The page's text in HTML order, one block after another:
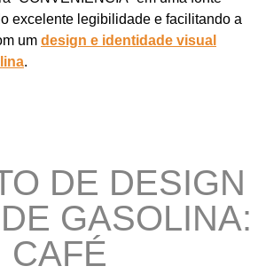
excelente legibilidade e facilitando a
um design e identidade visual
.
DE DESIGN
GASOLINA:
CAFÉ